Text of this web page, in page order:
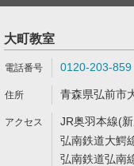
大町教室
0120-203-859
青森県弘前市
JR奥羽本線(
弘南鉄道大鰐
弘南鉄道弘南